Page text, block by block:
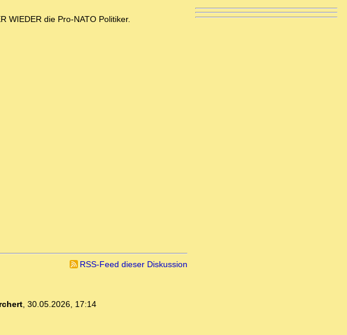
WIEDER die Pro-NATO Politiker.
RSS-Feed dieser Diskussion
, 30.05.2026, 17:14